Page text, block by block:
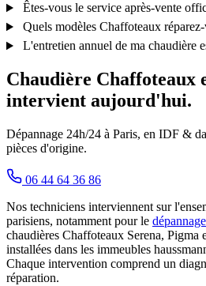
Êtes-vous le service après-vente
Quels modèles Chaffoteaux
L'entretien annuel de ma chaudière
Chaudière Chaffoteaux
intervient aujourd'hui.
Dépannage 24h/24 à Paris, en IDF &
pièces d'origine.
06 44 64 36 86
Nos techniciens interviennent sur
parisiens, notamment pour le
chaudières Chaffoteaux Serena, Pigma
installées dans les immeubles
Chaque intervention comprend un
réparation.